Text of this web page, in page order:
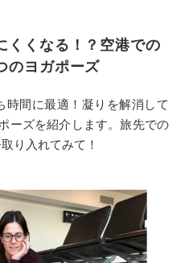
くくなる！？空港での
のヨガポーズ
時間に最適！凝りを解消して
ーズを紹介します。旅先での
り入れてみて！